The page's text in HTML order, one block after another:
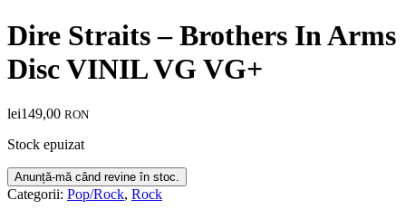
Dire Straits ‎– Brothers In Arms
Disc VINIL VG VG+
lei149,00 RON
Stock epuizat
Categorii: Pop/Rock, Rock